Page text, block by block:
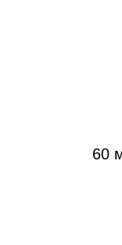
60